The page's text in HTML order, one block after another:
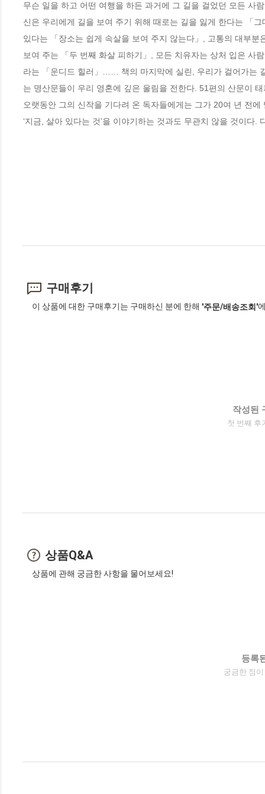
무슨 일을 하고 어떤 여행을 하든 과거에 그 길을 걸었던 모든 사
신은 우리에게 길을 보여 주기 위해 때로는 길을 잃게 한다는 「
있다는 「장소는 쉽게 속살을 보여 주지 않는다」, 고통의 대부
보여 주는 「두 번째 화살 피하기」, 모든 치유자는 상처 입은 사
라는 「운디드 힐러」…… 책의 마지막에 실린, 우리가 걸어가는
는 명산문들이 우리 영혼에 깊은 울림을 전한다. 51편의 산문이
오랫동안 그의 신작을 기다려 온 독자들에게는 그가 20여 년 전
‘지금, 살아 있다는 것’을 이야기하는 것과도 무관치 않을 것이
구매후기
이 상품에 대한 구매후기는 구매하신 분에 한해 '주문/배송조회'
작성된
첫 번째 후
상품Q&A
상품에 관해 궁금한 사항을 물어보세요!
등록
궁금한 점